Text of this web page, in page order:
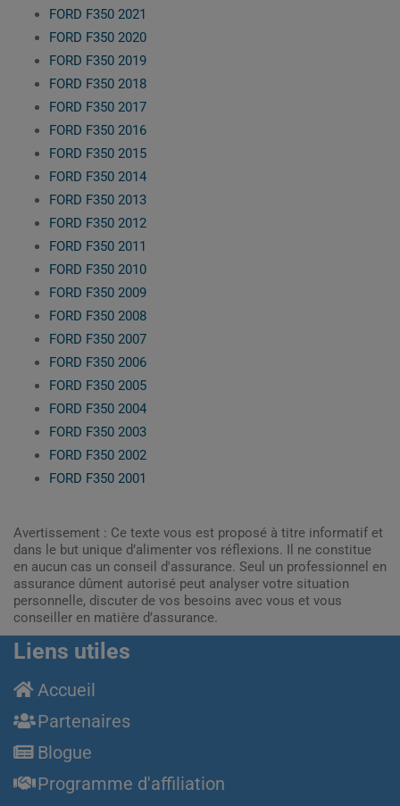
FORD F350 2021
FORD F350 2020
FORD F350 2019
FORD F350 2018
FORD F350 2017
FORD F350 2016
FORD F350 2015
FORD F350 2014
FORD F350 2013
FORD F350 2012
FORD F350 2011
FORD F350 2010
FORD F350 2009
FORD F350 2008
FORD F350 2007
FORD F350 2006
FORD F350 2005
FORD F350 2004
FORD F350 2003
FORD F350 2002
FORD F350 2001
Avertissement : Ce texte vous est proposé à titre informatif et
dans le but unique d’alimenter vos réflexions. Il ne constitue
en aucun cas un conseil d'assurance. Seul un professionnel en
assurance dûment autorisé peut analyser votre situation
personnelle, discuter de vos besoins avec vous et vous
conseiller en matière d’assurance.
Liens utiles
Accueil
Partenaires
Blogue
Programme d'affiliation